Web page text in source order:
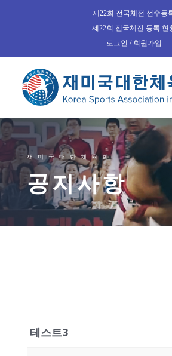
제22회 전국체전 선수등
제22회 전국체전 등록 현
로그인 / 회원가입
재미국대한체육회
공지사항
테스트3